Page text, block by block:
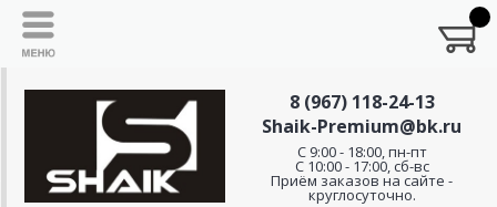
8 (967) 118-24-13
Shaik-Premium@bk.ru
C 9:00 - 18:00, пн-пт
С 10:00 - 17:00, сб-вс
Приём заказов на сайте -
круглосуточно.